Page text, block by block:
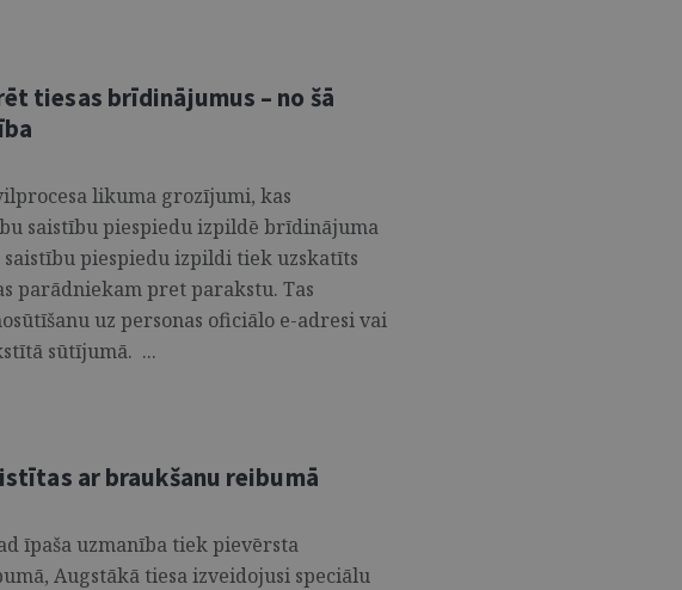
tiesas brīdinājumus – no šā
likuma grozījumi, kas
saistību piespiedu izpildē brīdinājuma
piespiedu izpildi tiek uzskatīts
parādniekam pret parakstu. Tas
uz personas oficiālo e-adresi vai
sūtījumā. ...
ar braukšanu reibumā
īpaša uzmanība tiek pievērsta
Augstākā tiesa izveidojusi speciālu